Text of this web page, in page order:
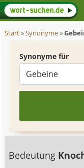
Start»Synonyme»
Synonyme für
Bedeutung